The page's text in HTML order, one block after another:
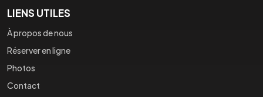
LIENS UTILES
À propos de nous
Réserver en ligne
Photos
Contact